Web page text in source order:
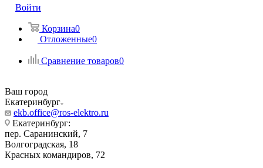
Войти
Корзина0
Отложенные0
Сравнение товаров0
Ваш город
Екатеринбург
ekb.office@ros-elektro.ru
Екатеринбург:
пер. Саранинский, 7
Волгоградская, 18
Красных командиров, 72